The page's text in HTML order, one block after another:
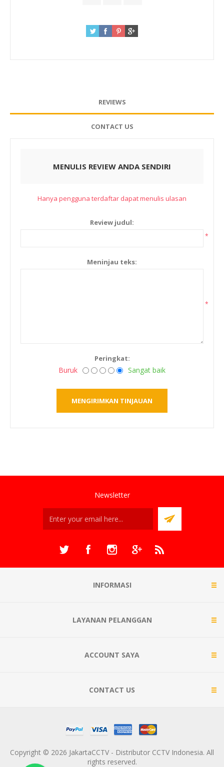
REVIEWS
CONTACT US
MENULIS REVIEW ANDA SENDIRI
Hanya pengguna terdaftar dapat menulis ulasan
Review judul:
*
Meninjau teks:
*
Peringkat:
Buruk Sangat baik
Newsletter
INFORMASI
LAYANAN PELANGGAN
ACCOUNT SAYA
CONTACT US
Copyright © 2026 JakartaCCTV - Distributor CCTV Indonesia. All
rights reserved.